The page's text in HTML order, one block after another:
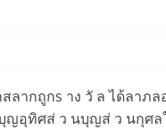
ลากถูกs าง วั ล ได้ลาภ
ญอุทิศส่ ว นบุญส่ ว นกุศล